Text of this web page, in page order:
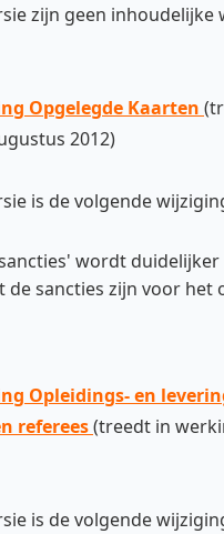
zijn geen inhoudelijke
Opgelegde Kaarten
2012)
is de volgende
wordt duidelijker
de sancties zijn voor het
Opleidings- en
referees(treedt in
is de volgende